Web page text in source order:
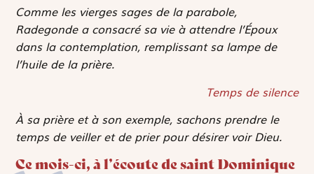
Comme les vierges sages de la parabole,
Radegonde a consacré sa vie à attendre l’Époux
dans la contemplation, remplissant sa lampe de
l’huile de la prière.
Temps de silence
À sa prière et à son exemple, sachons prendre le
temps de veiller et de prier pour désirer voir Dieu.
Ce mois-ci, à l’écoute de saint Dominique